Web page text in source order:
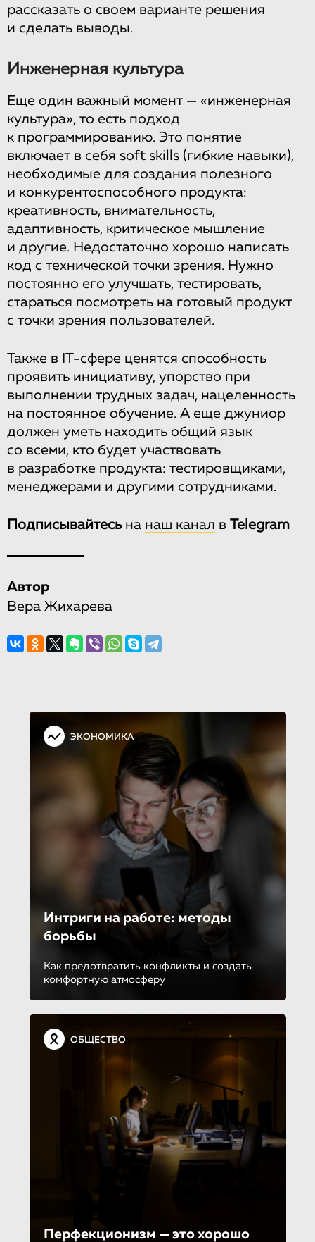
рассказать о своем варианте решения
и сделать выводы.
Инженерная культура
Еще один важный момент — «инженерная
культура», то есть подход
к программированию. Это понятие
включает в себя soft skills (гибкие навыки),
необходимые для создания полезного
и конкурентоспособного продукта:
креативность, внимательность,
адаптивность, критическое мышление
и другие. Недостаточно хорошо написать
код с технической точки зрения. Нужно
постоянно его улучшать, тестировать,
стараться посмотреть на готовый продукт
с точки зрения пользователей.
Также в IT-сфере ценятся способность
проявить инициативу, упорство при
выполнении трудных задач, нацеленность
на постоянное обучение. А еще джуниор
должен уметь находить общий язык
со всеми, кто будет участвовать
в разработке продукта: тестировщиками,
менеджерами и другими сотрудниками.
Подписывайтесьна наш канал в Telegram
Автор
Вера Жихарева
ЭКОНОМИКА
Интриги на работе: методы
борьбы
Как предотвратить конфликты и создать
комфортную атмосферу
ОБЩЕСТВО
Перфекционизм — это хорошо